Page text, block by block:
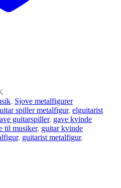
, Sjove metalfigurer
spiller metalfigur, elguitarist
guitarspiller, gave kvinde
til musiker, guitar kvinde
, guitarist metalfigur,